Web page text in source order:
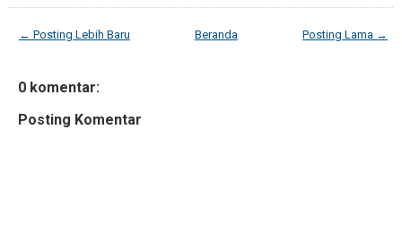
← Posting Lebih Baru Posting Lama →
Beranda
0 komentar:
Posting Komentar